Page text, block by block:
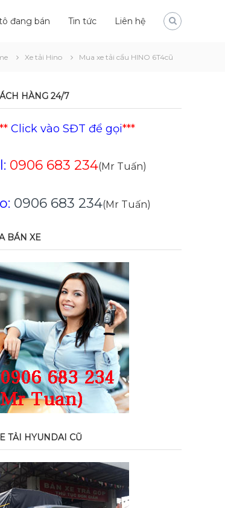
đang bán Tin tức Liên hệ
Xe tải Hino Mua xe tải cẩu HINO 6T4cũ
HÀNG 24/7
Click vào SĐT để gọi***
0906 683 234(Mr Tuấn)
0906 683 234(Mr Tuấn)
BÁN XE
TẢI HYUNDAI CŨ